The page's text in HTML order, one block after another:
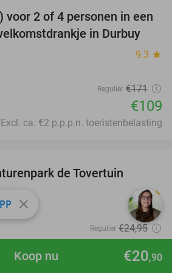
€20,90
Koop nu
36%
voor 2 of 4 personen in een
in Durbuy
9.3 star
Regulier €171
€109
Excl. ca. €2 p.p.p.n. toeristenbelasting
de Tovertuin
9.1star
Regulier €24,95
favorite_border
close